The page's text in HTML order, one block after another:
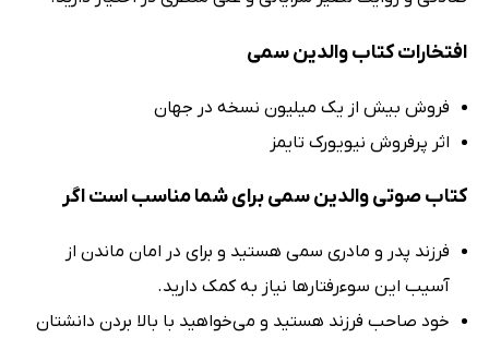
افتخارات کتاب والدین سمی
فروش بیش از یک میلیون نسخه در جهان
اثر پرفروش نیویورک تایمز
کتاب صوتی والدین سمی برای شما مناسب است اگر
فرزند پدر و مادری سمی هستید و برای در امان ماندن از
آسیب این سوءرفتارها نیاز به کمک دارید.
خود صاحب فرزند هستید و می‌خواهید با بالا بردن دانشتان